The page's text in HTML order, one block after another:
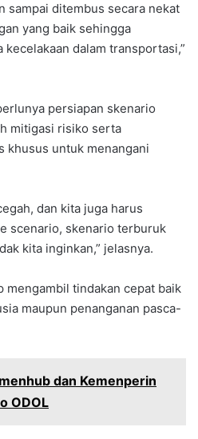
sampai ditembus secara nekat
yang baik sehingga
dalam transportasi,”
persiapan skenario
mitigasi risiko serta
khusus untuk menangani
dan kita juga harus
scenario, skenario terburuk
kita inginkan,” jelasnya.
mengambil tindakan cepat baik
maupun penanganan pasca-
dan Kemenperin
ODOL